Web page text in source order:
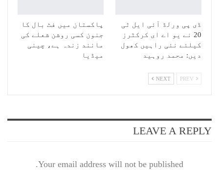
ڈی پی ورلڈ آئی ایل ٹی
20 نے یو اے ای کرکٹرز
کیلئے نئی راہیں کھول
دیں: محمد روہید
پاکستان میں فٹ بال کا
جنون کسی روشن شعلے کی
مانند زندہ ہے، چینی
میڈیا
NEXT
LEAVE A REPLY
Your email address will not be published.